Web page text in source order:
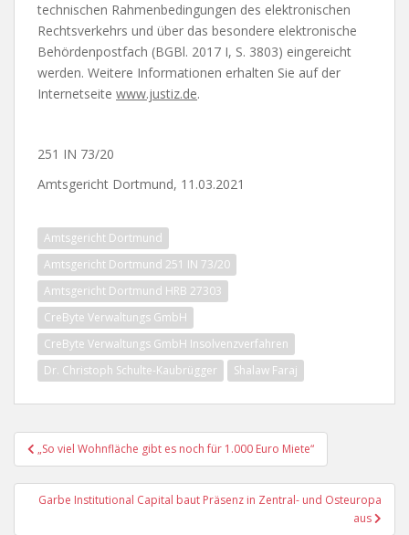
technischen Rahmenbedingungen des elektronischen
Rechtsverkehrs und über das besondere elektronische
Behördenpostfach (BGBl. 2017 I, S. 3803) eingereicht
werden. Weitere Informationen erhalten Sie auf der
Internetseite www.justiz.de.
251 IN 73/20
Amtsgericht Dortmund, 11.03.2021
Amtsgericht Dortmund
Amtsgericht Dortmund 251 IN 73/20
Amtsgericht Dortmund HRB 27303
CreByte Verwaltungs GmbH
CreByte Verwaltungs GmbH Insolvenzverfahren
Dr. Christoph Schulte-Kaubrügger
Shalaw Faraj
Beitragsnavigation
„So viel Wohnfläche gibt es noch für 1.000 Euro Miete“
Garbe Institutional Capital baut Präsenz in Zentral- und Osteuropa
aus